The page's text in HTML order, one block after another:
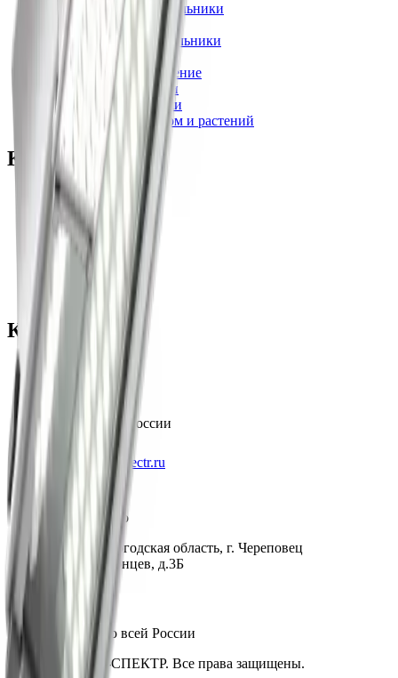
Промышленные светильники
Уличные светильники
Архитектурные светильники
Торговое освещение
Прожекторное освещение
Бытовые светильники
Офисные светильники
Светильники для ферм и растений
Компания
О компании
Рассчитать проект
Статьи
Доставка
Оплата
Гарантия
Контакты
Контакты
8 800 550-80-35
Бесплатно по России
info@pk-spectr.ru
Производство
162603, Вологодская область, г. Череповец
ул. Краснодонцев, д.3Б
Доставка по всей России
© 2015-2026 ПК-СПЕКТР. Все права защищены.